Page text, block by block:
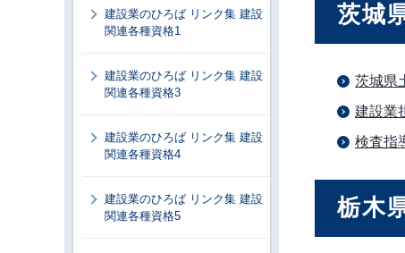
茨城
茨城県
建設業
検査指
栃木
建設業のひろば リンク集 建設
関連各種資格1
建設業のひろば リンク集 建設
関連各種資格3
建設業のひろば リンク集 建設
関連各種資格4
建設業のひろば リンク集 建設
関連各種資格5